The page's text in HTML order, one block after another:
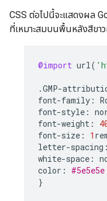
CSS ต่อไปนี้จะแสดงผล
ที่เหมาะสมบนพื้นหลังสีขา
@import url(
.GMP-
font-family :
font-style :
font-weight :
font-size : 1
letter-spacing :
white-space :
color :
}